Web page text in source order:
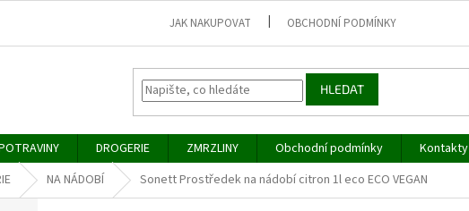
JAK NAKUPOVAT OBCHODNÍ PODMÍNKY
HLEDAT
DROGERIE ZMRZLINY Obchodní podmínky Kontakty
NA NÁDOBÍ Sonett Prostředek na nádobí citron 1l eco ECO VEGAN